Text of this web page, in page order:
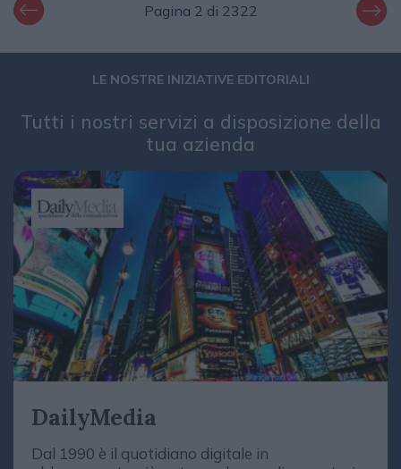
Pagina 2 di 2322
LE NOSTRE INIZIATIVE EDITORIALI
Tutti i nostri servizi a disposizione della
tua azienda
DailyMedia
Dal 1990 è il quotidiano digitale in